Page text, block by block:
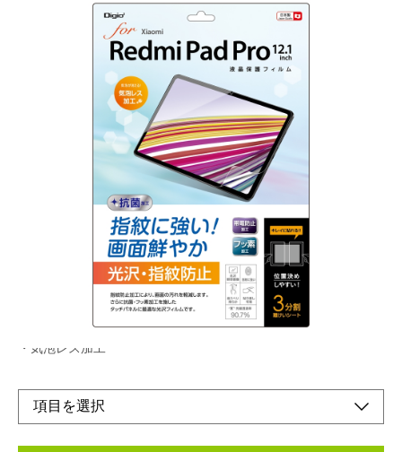
ピタッと吸着、キレイをキープ
メーカー希望小売価格：
+ 税
・液晶画面をキズや汚れから守る
・位置決めしやすい3分割離型シート
・指紋や汚れに強い
・気泡レス加工